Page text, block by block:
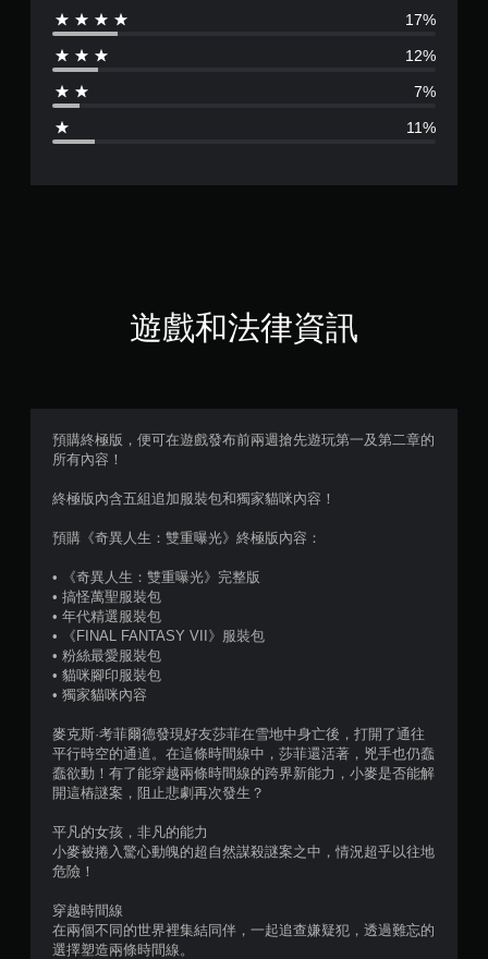
分
3
9
分
8
9
6
評
17%
12%
7%
11%
遊戲和法律資訊
預購終極版，便可在遊戲發布前兩週搶先遊玩第一及第二章的
所有內容！
終極版內含五組追加服裝包和獨家貓咪內容！
預購《奇異人生：雙重曝光》終極版內容：
• 《奇異人生：雙重曝光》完整版
• 搞怪萬聖服裝包
• 年代精選服裝包
• 《FINAL FANTASY VII》服裝包
• 粉絲最愛服裝包
• 貓咪腳印服裝包
• 獨家貓咪內容
麥克斯·考菲爾德發現好友莎菲在雪地中身亡後，打開了通往
平行時空的通道。在這條時間線中，莎菲還活著，兇手也仍蠢
蠢欲動！有了能穿越兩條時間線的跨界新能力，小麥是否能解
開這樁謎案，阻止悲劇再次發生？
平凡的女孩，非凡的能力
小麥被捲入驚心動魄的超自然謀殺謎案之中，情況超乎以往地
危險！
穿越時間線
在兩個不同的世界裡集結同伴，一起追查嫌疑犯，透過難忘的
選擇塑造兩條時間線。